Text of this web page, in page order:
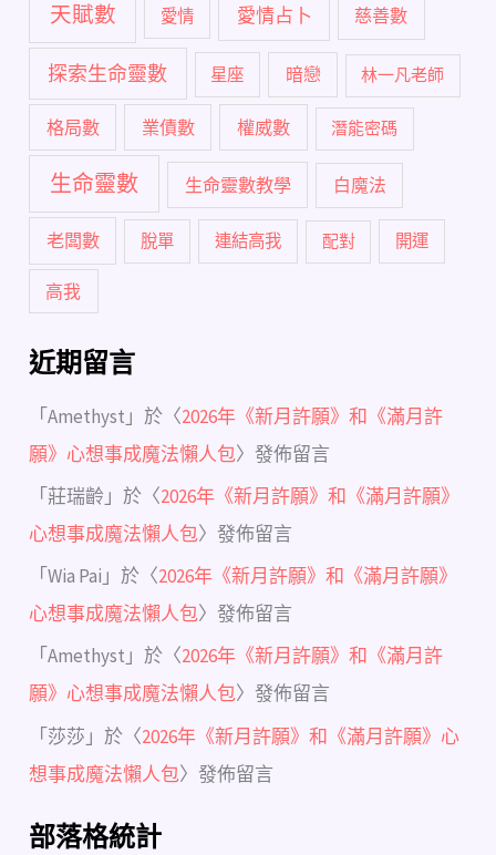
天賦數 愛情 愛情占卜 慈善數
探索生命靈數 星座 暗戀 林一凡老師
格局數 業債數 權威數 潛能密碼
生命靈數 生命靈數教學 白魔法
老闆數 脫單 連結高我 配對 開運
高我
近期留言
「Amethyst 」於〈2026年《新月許願》和《滿月許
願》心想事成魔法懶人包〉發佈留言
「莊瑞齡 」於〈2026年《新月許願》和《滿月許願》
心想事成魔法懶人包〉發佈留言
「Wia Pai 」於〈2026年《新月許願》和《滿月許願》
心想事成魔法懶人包〉發佈留言
「Amethyst 」於〈2026年《新月許願》和《滿月許
願》心想事成魔法懶人包〉發佈留言
「 莎莎 」於〈2026年《新月許願》和《滿月許願》心
想事成魔法懶人包〉發佈留言
部落格統計